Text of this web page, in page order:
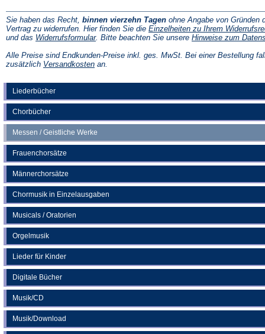
Liederbücher
Chorbücher
Messen / Geistliche Werke
Frauenchorsätze
Männerchorsätze
Chormusik in Einzelausgaben
Musicals / Oratorien
Orgelmusik
Lieder für Kinder
Digitale Bücher
Musik/CD
Musik/Download
Sie haben das Recht, binnen vierzehn Tagen ohne Angabe von Gründen
Vertrag zu widerrufen. Hier finden Sie die Einzelheiten zu Ihrem
und das Widerrufsformular(Öffnet
einem
neuen
. Bitte beachten Sie unsere Hinweise zum
Alle Preise sind Endkunden-Preise inkl. ges. MwSt. Bei einer Bestellung
zusätzlich Versandkosten(Öffnet
an.